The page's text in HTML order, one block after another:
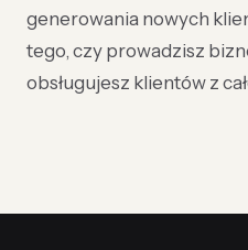
generowania nowych
tego, czy prowadzisz
obsługujesz klientów z